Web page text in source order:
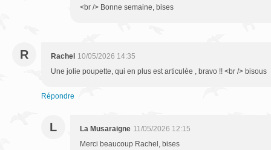
<br /> Bonne semaine, bises
R Rachel 10/05/2026 14:35
Une jolie poupette, qui en plus est articulée , bravo !! <br /> bisous
Répondre
L La Musaraigne 11/05/2026 12:15
Merci beaucoup Rachel, bises